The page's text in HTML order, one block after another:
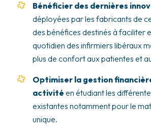
Bénéficier des dernières
déployées par les fabricants de
des bénéfices destinés à faciliter
quotidien des infirmiers libéraux
plus de confort aux patientes et
Optimiser la gestion
activité en étudiant les
existantes notamment pour le
unique.